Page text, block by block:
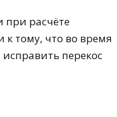
при расчёте
к тому, что во время
перекос